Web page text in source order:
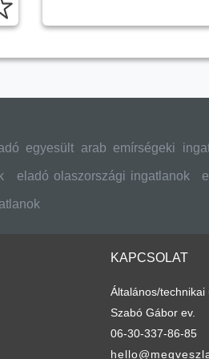
egyesült arab emírségeki
eladó olaszországi ingatlanok
KAPCSOLAT
Általános/technikai
Szabó Gábor ev.
06-30-337-86-85